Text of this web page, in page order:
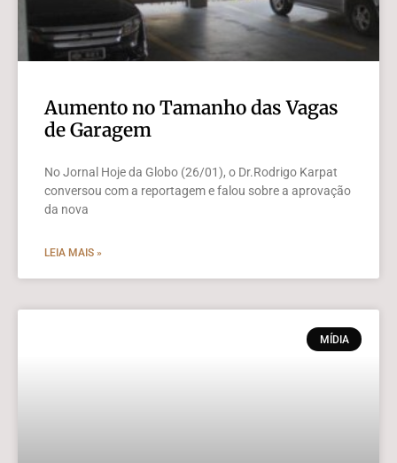
Aumento no Tamanho das Vagas
de Garagem
No Jornal Hoje da Globo (26/01), o Dr.Rodrigo Karpat
conversou com a reportagem e falou sobre a aprovação
da nova
LEIA MAIS »
MÍDIA